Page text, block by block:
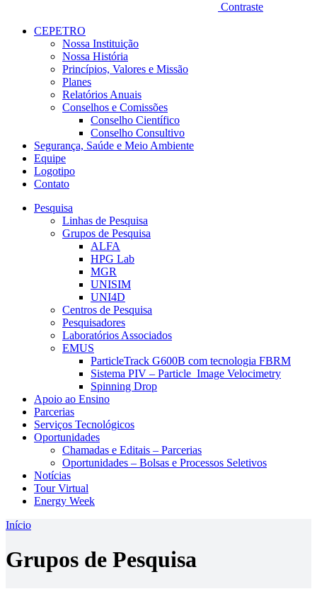
Contraste
CEPETRO
Nossa Instituição
Nossa História
Princípios, Valores e Missão
Planes
Relatórios Anuais
Conselhos e Comissões
Conselho Científico
Conselho Consultivo
Segurança, Saúde e Meio Ambiente
Equipe
Logotipo
Contato
Pesquisa
Linhas de Pesquisa
Grupos de Pesquisa
ALFA
HPG Lab
MGR
UNISIM
UNI4D
Centros de Pesquisa
Pesquisadores
Laboratórios Associados
EMUS
ParticleTrack G600B com tecnologia FBRM
Sistema PIV – Particle Image Velocimetry
Spinning Drop
Apoio ao Ensino
Parcerias
Serviços Tecnológicos
Oportunidades
Chamadas e Editais – Parcerias
Oportunidades – Bolsas e Processos Seletivos
Notícias
Tour Virtual
Energy Week
Início
Grupos de Pesquisa